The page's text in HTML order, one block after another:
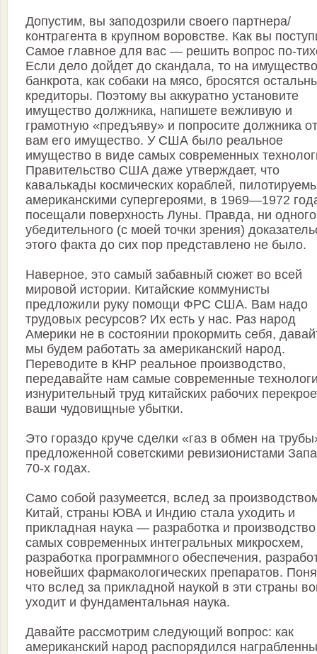
Допустим, вы заподозрили своего партнера/
контрагента в крупном воровстве. Как вы
Самое главное для вас — решить вопрос по-
Если дело дойдет до скандала, то на имущество
банкрота, как собаки на мясо, бросятся
кредиторы. Поэтому вы аккуратно установите
имущество должника, напишете вежливую и
грамотную «предъяву» и попросите должника
вам его имущество. У США было реальное
имущество в виде самых современных
Правительство США даже утверждает, что
кавалькады космических кораблей,
американскими супергероями, в 1969—1972
посещали поверхность Луны. Правда, ни одного
убедительного (с моей точки зрения)
этого факта до сих пор представлено не было.
Наверное, это самый забавный сюжет во всей
мировой истории. Китайские коммунисты
предложили руку помощи ФРС США. Вам надо
трудовых ресурсов? Их есть у нас. Раз народ
Америки не в состоянии прокормить себя,
мы будем работать за американский народ.
Переводите в КНР реальное производство,
передавайте нам самые современные
изнурительный труд китайских рабочих
ваши чудовищные убытки.
Это гораздо круче сделки «газ в обмен на
предложенной советскими ревизионистами
70-х годах.
Само собой разумеется, вслед за
Китай, страны ЮВА и Индию стала уходить и
прикладная наука — разработка и производство
самых современных интегральных микросхем,
разработка программного обеспечения,
новейших фармакологических препаратов.
что вслед за прикладной наукой в эти страны
уходит и фундаментальная наука.
Давайте рассмотрим следующий вопрос: как
американский народ распорядился